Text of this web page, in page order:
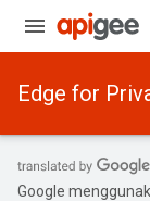
Edge for
Google